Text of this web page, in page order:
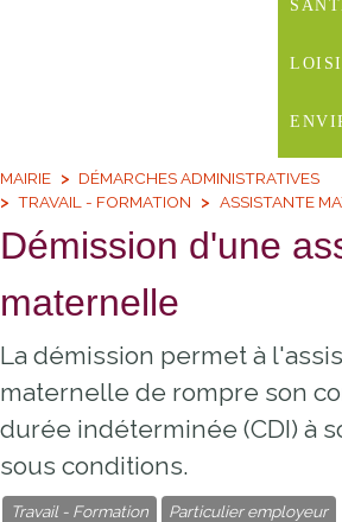
MAIRIE
DÉMARCHES ADMINISTRATIVES
TRAVAIL - FORMATION
ASSISTANTE
Démission d'une
maternelle
La démission permet à
maternelle de rompre son
durée indéterminée (CDI) à
sous conditions.
Travail - Formation Particulier employeur